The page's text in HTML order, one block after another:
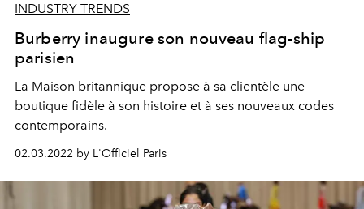
INDUSTRY TRENDS
Burberry inaugure son nouveau flag-ship
parisien
La Maison britannique propose à sa clientèle une
boutique fidèle à son histoire et à ses nouveaux codes
contemporains.
02.03.2022 by L'Officiel Paris